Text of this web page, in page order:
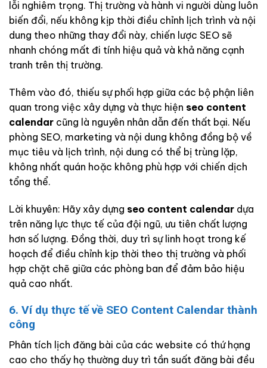
lỗi nghiêm trọng. Thị trường và hành vi người dùng luôn
biến đổi, nếu không kịp thời điều chỉnh lịch trình và nội
dung theo những thay đổi này, chiến lược SEO sẽ
nhanh chóng mất đi tính hiệu quả và khả năng cạnh
tranh trên thị trường.
Thêm vào đó, thiếu sự phối hợp giữa các bộ phận liên
quan trong việc xây dựng và thực hiện seo content
calendar cũng là nguyên nhân dẫn đến thất bại. Nếu
phòng SEO, marketing và nội dung không đồng bộ về
mục tiêu và lịch trình, nội dung có thể bị trùng lặp,
không nhất quán hoặc không phù hợp với chiến dịch
tổng thể.
Lời khuyên: Hãy xây dựng seo content calendar dựa
trên năng lực thực tế của đội ngũ, ưu tiên chất lượng
hơn số lượng. Đồng thời, duy trì sự linh hoạt trong kế
hoạch để điều chỉnh kịp thời theo thị trường và phối
hợp chặt chẽ giữa các phòng ban để đảm bảo hiệu
quả cao nhất.
6. Ví dụ thực tế về SEO Content Calendar thành
công
Phân tích lịch đăng bài của các website có thứ hạng
cao cho thấy họ thường duy trì tần suất đăng bài đều